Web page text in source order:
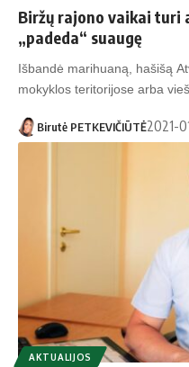
Biržų rajono vaikai turi
„padeda“ suaugę
Išbandė marihuaną, hašišą
mokyklos teritorijose arba
Birutė PETKEVIČIŪTĖ2021-
AKTUALIJOS